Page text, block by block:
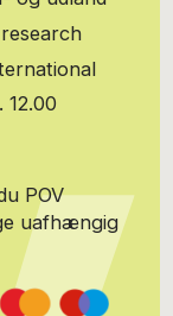
12.00
POV
uafhængig